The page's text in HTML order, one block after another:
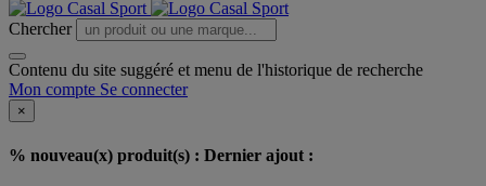
Chercher
Contenu du site suggéré et menu de l'historique de recherche
Mon compte Se connecter
×
% nouveau(x) produit(s) : Dernier ajout :